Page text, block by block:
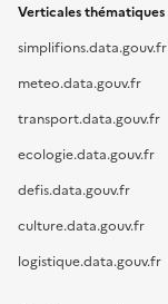
Verticales thématiques
simplifions.data.gouv.fr
meteo.data.gouv.fr
transport.data.gouv.fr
ecologie.data.gouv.fr
defis.data.gouv.fr
culture.data.gouv.fr
logistique.data.gouv.fr